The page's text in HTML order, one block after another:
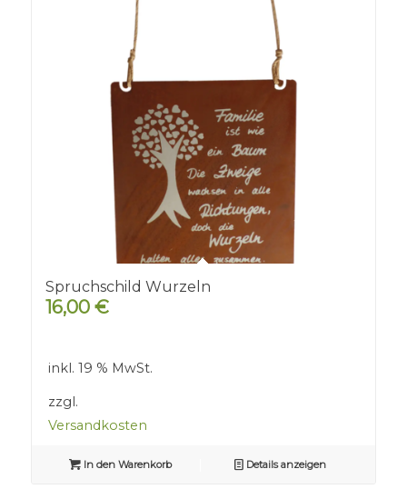
Spruchschild Wurzeln
16,00 €
inkl. 19 % MwSt.
zzgl.
Versandkosten
In den Warenkorb Details anzeigen